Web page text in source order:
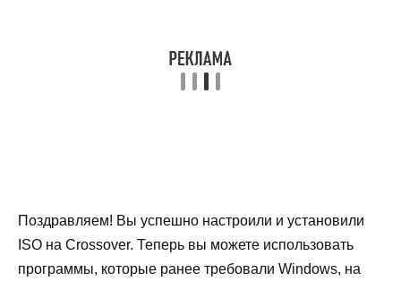
Поздравляем! Вы успешно настроили и установили
ISO на Crossover. Теперь вы можете использовать
программы, которые ранее требовали Windows, на